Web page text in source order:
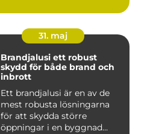
31. maj
Brandjalusi ett robust
skydd för både brand och
inbrott
Ett brandjalusi är en av de
mest robusta lösningarna
för att skydda större
öppningar i en byggnad